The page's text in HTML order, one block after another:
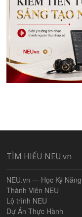
TÌM HIỂU NEU.vn
NEU.vn — Học Kỹ
Thành Viên NEU
Lộ trình NEU
Dự Án Thực Hành